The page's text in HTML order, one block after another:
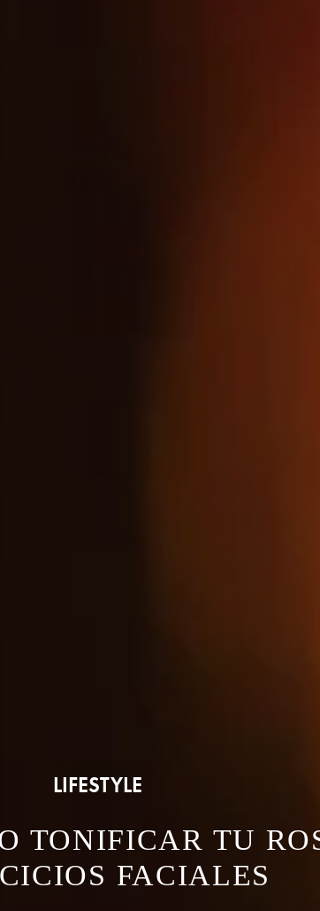
LIFESTYLE
TONIFICAR TU
FACIALES